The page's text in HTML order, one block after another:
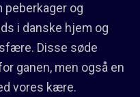
peberkager og
i danske hjem og
Disse søde
ganen, men også en
vores kære.